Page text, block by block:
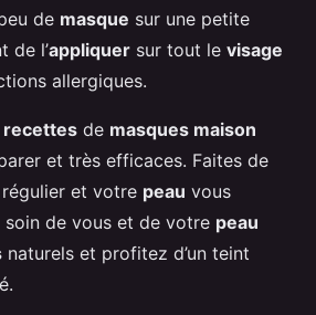
de masque sur une petite
de l’appliquer sur tout le visage
allergiques.
recettes de masques maison
et très efficaces. Faites de
et votre peau vous
soin de vous et de votre peau
naturels et profitez d’un teint